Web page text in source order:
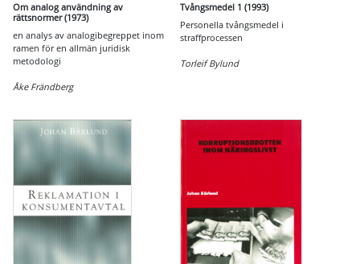
Om analog användning av
rättsnormer (1973)
en analys av analogibegreppet inom
ramen för en allmän juridisk
metodologi
Åke Frändberg
Tvångsmedel 1 (1993)
Personella tvångsmedel i
straffprocessen
Torleif Bylund